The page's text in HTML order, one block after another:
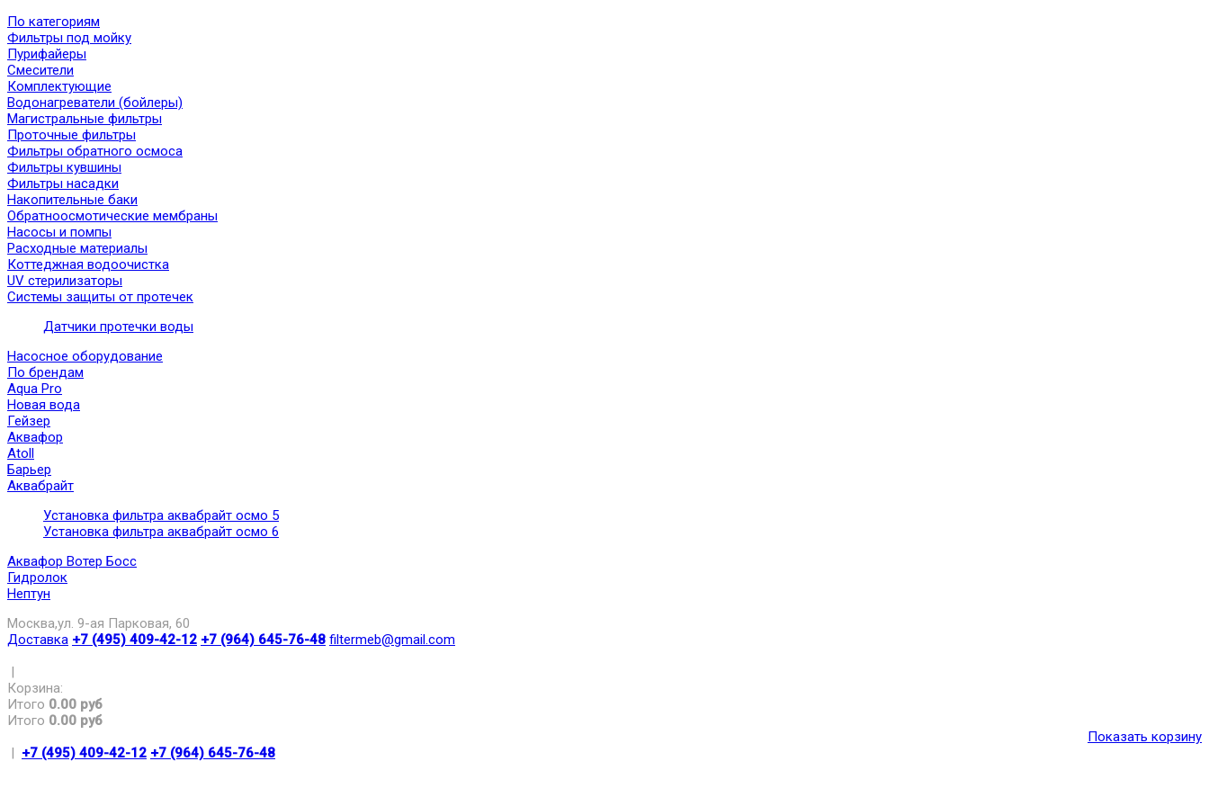
По категориям
Фильтры под мойку
Пурифайеры
Смесители
Комплектующие
Водонагреватели (бойлеры)
Магистральные фильтры
Проточные фильтры
Фильтры обратного осмоса
Фильтры кувшины
Фильтры насадки
Накопительные баки
Обратноосмотические мембраны
Насосы и помпы
Расходные материалы
Коттеджная водоочистка
UV стерилизаторы
Системы защиты от протечек
Датчики протечки воды
Насосное оборудование
По брендам
Aqua Pro
Новая вода
Гейзер
Аквафор
Atoll
Барьер
Аквабрайт
Установка фильтра аквабрайт осмо 5
Установка фильтра аквабрайт осмо 6
Аквафор Вотер Босс
Гидролок
Нептун
Москва,ул. 9-ая Парковая, 60
Доставка +7 (495) 409-42-12 +7 (964) 645-76-48 filtermeb@gmail.com
|
Корзина:
Итого 0.00 руб
Итого 0.00 руб
Показать корзину
| +7 (495) 409-42-12 +7 (964) 645-76-48